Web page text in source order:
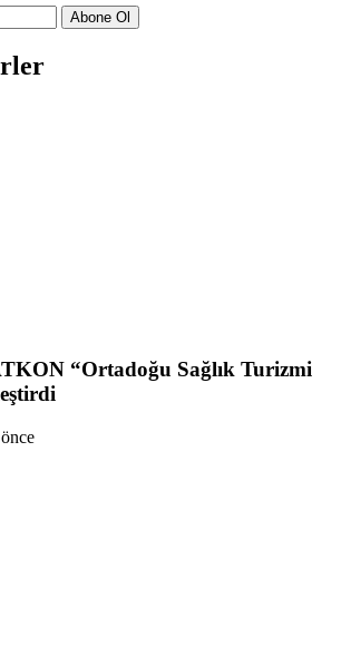
Abone Ol
“Ortadoğu Sağlık Turizmi